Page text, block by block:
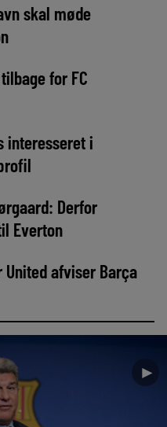
skal møde
for FC
interesseret i
Derfor
Everton
United afviser Barça
►